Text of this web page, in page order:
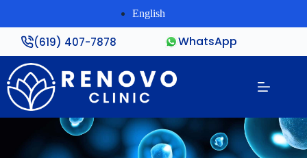
English
(619) 407-7878 WhatsApp